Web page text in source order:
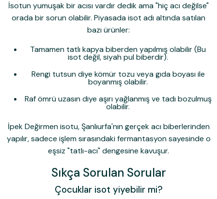
İsotun yumuşak bir acısı vardır dedik ama "hiç acı değilse"
orada bir sorun olabilir. Piyasada isot adı altında satılan
bazı ürünler:
Tamamen tatlı kapya biberden yapılmış olabilir (Bu
isot değil, siyah pul biberdir).
Rengi tutsun diye kömür tozu veya gıda boyası ile
boyanmış olabilir.
Raf ömrü uzasın diye aşırı yağlanmış ve tadı bozulmuş
olabilir.
İpek Değirmen isotu, Şanlıurfa'nın gerçek acı biberlerinden
yapılır, sadece işlem sırasındaki fermantasyon sayesinde o
eşsiz "tatlı-acı" dengesine kavuşur.
Sıkça Sorulan Sorular
Çocuklar isot yiyebilir mi?